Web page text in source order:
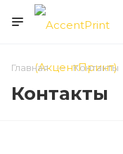
Главная Контакты
Контакты